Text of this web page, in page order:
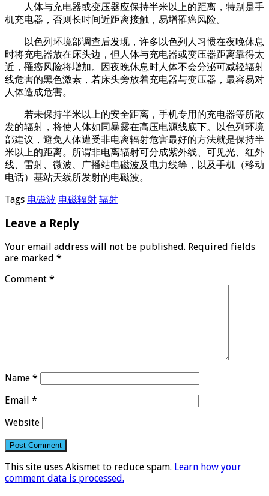
人体与充电器或变压器应保持半米以上的距离，特别是手
机充电器，否则长时间近距离接触，易增罹癌风险。
以色列环境部调查后发现，许多以色列人习惯在夜晚休息
时将充电器放在床头边，但人体与充电器或变压器距离靠得太
近，罹癌风险将增加。因夜晚休息时人体不会分泌可减轻辐射
线危害的黑色激素，若床头旁放着充电器与变压器，最容易对
人体造成危害。
若未保持半米以上的安全距离，手机专用的充电器等所散
发的辐射，将使人体如同暴露在高压电源线底下。以色列环境
部建议，避免人体遭受非电离辐射危害最好的方法就是保持半
米以上的距离。所谓非电离辐射可分成紫外线、可见光、红外
线、雷射、微波、广播站电磁波及电力线等，以及手机（移动
电话）基站天线所发射的电磁波。
Tags 电磁波 电磁辐射 辐射
Leave a Reply
Your email address will not be published. Required fields
are marked *
Comment *
Name *
Email *
Website
This site uses Akismet to reduce spam. Learn how your
comment data is processed.